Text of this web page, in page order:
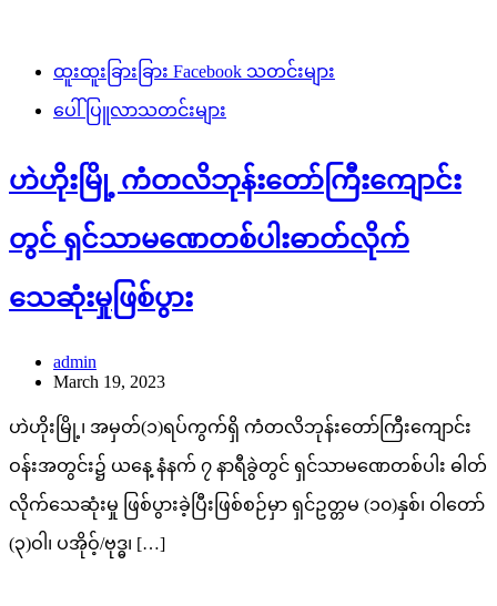
ထူးထူးခြားခြား Facebook သတင်းများ
ပေါ်ပြူလာသတင်းများ
ဟဲဟိုးမြို့ ကံတလိဘုန်းတော်ကြီးကျောင်း
တွင် ရှင်သာမဏေတစ်ပါးဓာတ်လိုက်
သေဆုံးမှုဖြစ်ပွား
admin
March 19, 2023
ဟဲဟိုးမြို့၊ အမှတ်(၁)ရပ်ကွက်ရှိ ကံတလိဘုန်းတော်ကြီးကျောင်း
ဝန်းအတွင်း၌ ယနေ့ နံနက် ၇ နာရီခွဲတွင် ရှင်သာမဏေတစ်ပါး ဓါတ်
လိုက်သေဆုံးမှု ဖြစ်ပွားခဲ့ပြီးဖြစ်စဉ်မှာ ရှင်ဥတ္တမ (၁၀)နှစ်၊ ဝါတော်
(၃)ဝါ၊ ပအိုဝ့်/ဗုဒ္ဓ၊ […]